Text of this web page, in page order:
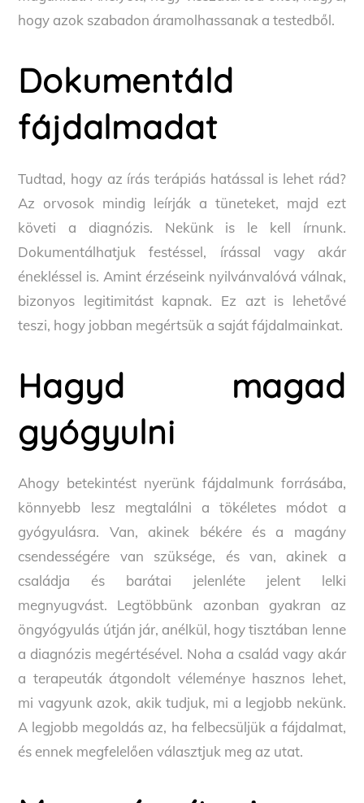
hogy azok szabadon áramolhassanak a testedből.
Dokumentáld
fájdalmadat
Tudtad, hogy az írás terápiás hatással is lehet rád?
Az orvosok mindig leírják a tüneteket, majd ezt
követi a diagnózis. Nekünk is le kell írnunk.
Dokumentálhatjuk festéssel, írással vagy akár
énekléssel is. Amint érzéseink nyilvánvalóvá válnak,
bizonyos legitimitást kapnak. Ez azt is lehetővé
teszi, hogy jobban megértsük a saját fájdalmainkat.
Hagyd magad
gyógyulni
Ahogy betekintést nyerünk fájdalmunk forrásába,
könnyebb lesz megtalálni a tökéletes módot a
gyógyulásra. Van, akinek békére és a magány
csendességére van szüksége, és van, akinek a
családja és barátai jelenléte jelent lelki
megnyugvást. Legtöbbünk azonban gyakran az
öngyógyulás útján jár, anélkül, hogy tisztában lenne
a diagnózis megértésével. Noha a család vagy akár
a terapeuták átgondolt véleménye hasznos lehet,
mi vagyunk azok, akik tudjuk, mi a legjobb nekünk.
A legjobb megoldás az, ha felbecsüljük a fájdalmat,
és ennek megfelelően választjuk meg az utat.